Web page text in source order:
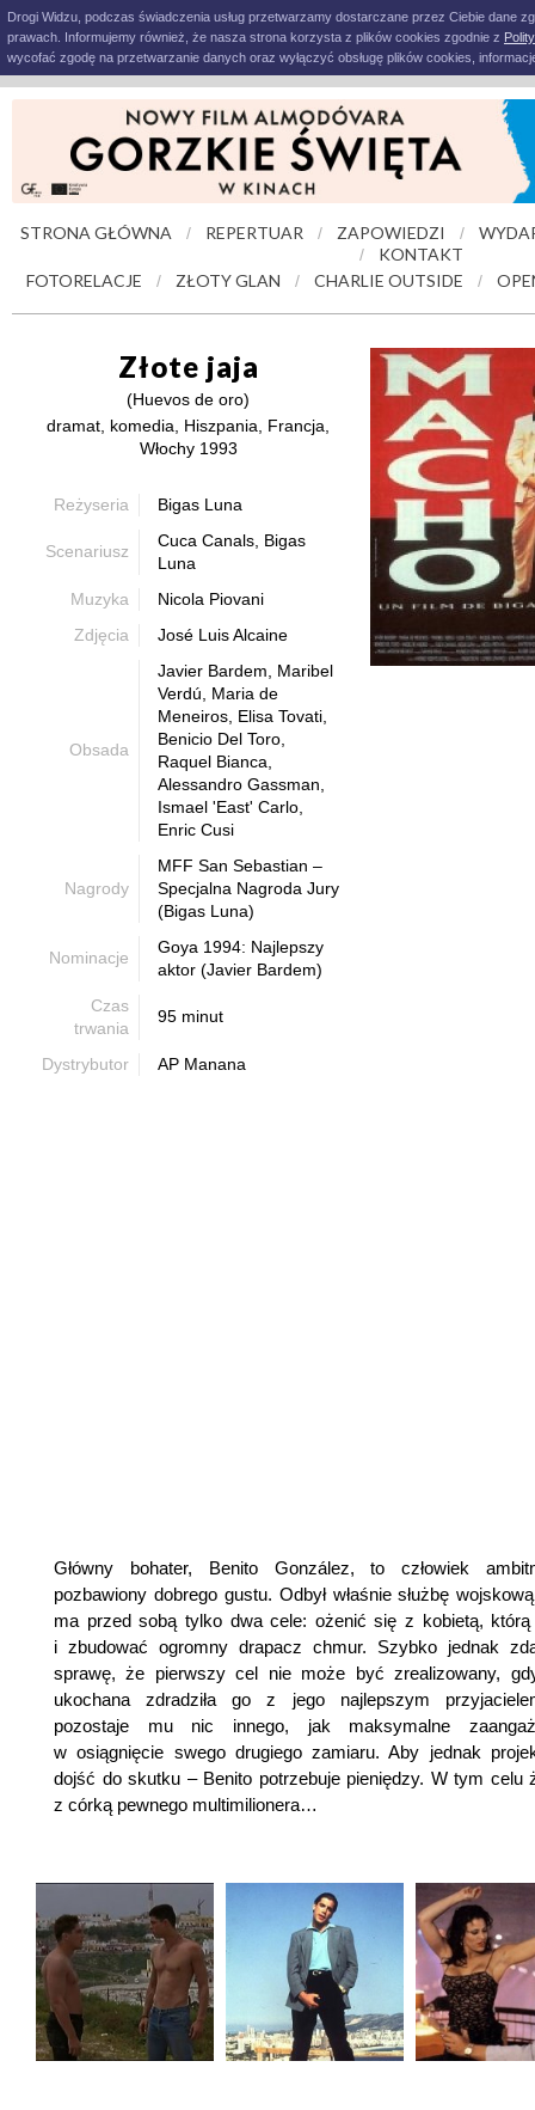
Drogi Widzu, podczas świadczenia usług przetwarzamy dostarczane przez Ciebie dane
prawach. Informujemy również, że nasza strona korzysta z plików cookies zgodnie z
wycofać zgodę na przetwarzanie danych oraz wyłączyć obsługę plików cookies,
STRONA GŁÓWNA / REPERTUAR / ZAPOWIEDZI /
/
KONTAKT
FOTORELACJE
/ ZŁOTY GLAN / CHARLIE OUTSIDE /
Złote jaja
(Huevos de oro)
dramat, komedia, Hiszpania, Francja,
Włochy 1993
Reżyseria Bigas Luna
Scenariusz
Cuca Canals, Bigas
Luna
Muzyka
Nicola Piovani
Zdjęcia
José Luis Alcaine
Obsada
Javier Bardem, Maribel
Verdú, Maria de
Meneiros, Elisa Tovati,
Benicio Del Toro,
Raquel Bianca,
Alessandro Gassman,
Ismael 'East' Carlo,
Enric Cusi
Nagrody
MFF San Sebastian –
Specjalna Nagroda Jury
(Bigas Luna)
Nominacje
Goya 1994: Najlepszy
aktor (Javier Bardem)
Czas
trwania
95 minut
Dystrybutor AP Manana
Główny bohater, Benito González, to człowiek
pozbawiony dobrego gustu. Odbył właśnie służbę
ma przed sobą tylko dwa cele: ożenić się z kobietą, którą
i zbudować ogromny drapacz chmur. Szybko jednak
sprawę, że pierwszy cel nie może być zrealizowany,
ukochana zdradziła go z jego najlepszym
pozostaje mu nic innego, jak maksymalne
w osiągnięcie swego drugiego zamiaru. Aby jednak
dojść do skutku – Benito potrzebuje pieniędzy. W tym celu
z córką pewnego multimilionera…